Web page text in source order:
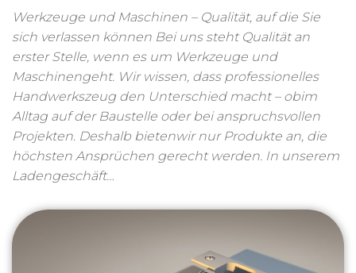
Werkzeuge und Maschinen – Qualität, auf die Sie
sich verlassen können Bei uns steht Qualität an
erster Stelle, wenn es um Werkzeuge und
Maschinengeht. Wir wissen, dass professionelles
Handwerkszeug den Unterschied macht – obim
Alltag auf der Baustelle oder bei anspruchsvollen
Projekten. Deshalb bietenwir nur Produkte an, die
höchsten Ansprüchen gerecht werden. In unserem
Ladengeschäft…